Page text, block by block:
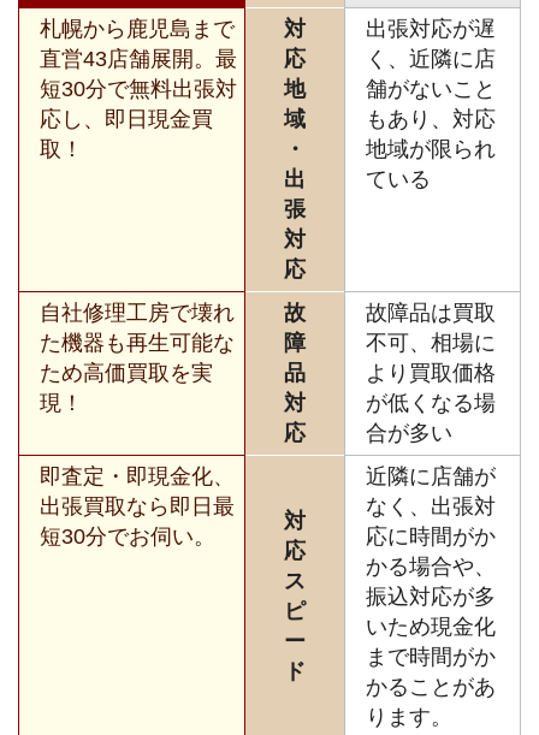
札幌から鹿児島まで
直営43店舗展開。最
短30分で無料出張対
応し、即日現金買
取！
対
応
地
域
・
出
張
対
応
出張対応が遅
く、近隣に店
舗がないこと
もあり、対応
地域が限られ
ている
自社修理工房で壊れ
た機器も再生可能な
ため高価買取を実
現！
故
障
品
対
応
故障品は買取
不可、相場に
より買取価格
が低くなる場
合が多い
即査定・即現金化、
出張買取なら即日最
短30分でお伺い。
対
応
ス
ピ
ー
ド
近隣に店舗が
なく、出張対
応に時間がか
かる場合や、
振込対応が多
いため現金化
まで時間がか
かることがあ
ります。